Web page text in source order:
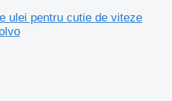
ulei pentru cutie de viteze